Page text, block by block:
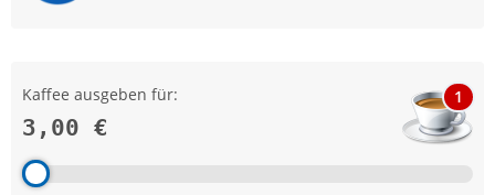
Kaffee ausgeben für:
3,00 €
1